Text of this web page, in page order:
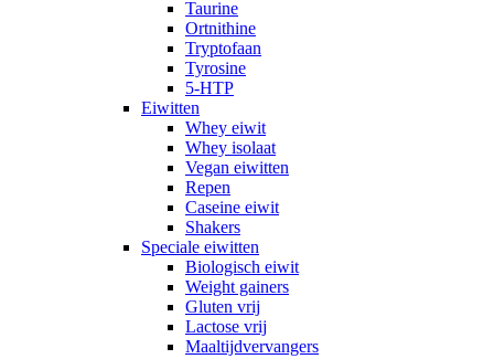
Taurine
Ortnithine
Tryptofaan
Tyrosine
5-HTP
Eiwitten
Whey eiwit
Whey isolaat
Vegan eiwitten
Repen
Caseine eiwit
Shakers
Speciale eiwitten
Biologisch eiwit
Weight gainers
Gluten vrij
Lactose vrij
Maaltijdvervangers